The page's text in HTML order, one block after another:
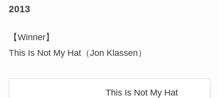
2013
【Winner】
This Is Not My Hat（Jon Klassen）
This Is Not My Hat